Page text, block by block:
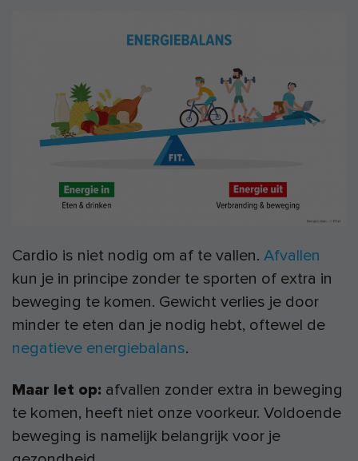
Cardio is niet nodig om af te vallen. Afvallen
kun je in principe zonder te sporten of extra in
beweging te komen. Gewicht verlies je door
minder te eten dan je nodig hebt, oftewel de
negatieve energiebalans.
Maar let op: afvallen zonder extra in beweging
te komen, heeft niet onze voorkeur. Voldoende
beweging is namelijk belangrijk voor je